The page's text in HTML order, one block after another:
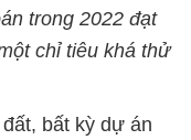
trong 2022 đạt
chỉ tiêu khá thử
bất kỳ dự án